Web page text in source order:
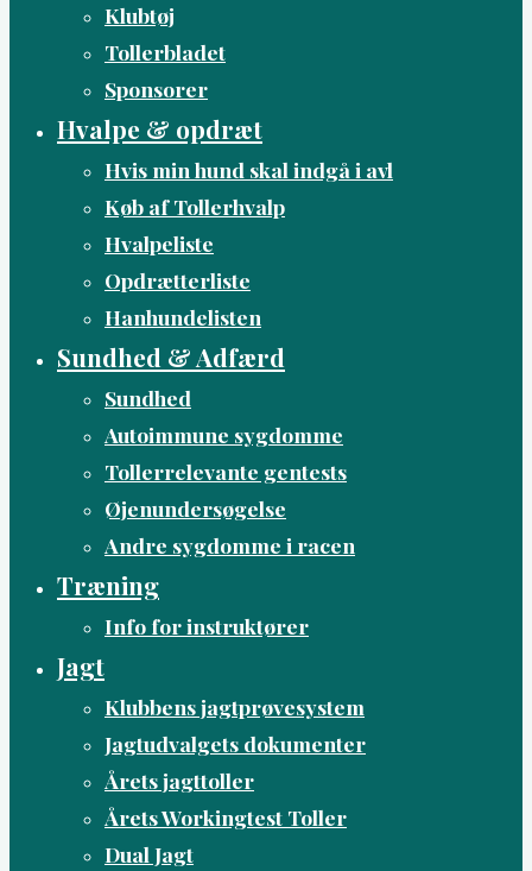
Klubtøj
Tollerbladet
Sponsorer
Hvalpe & opdræt
Hvis min hund skal indgå i avl
Køb af Tollerhvalp
Hvalpeliste
Opdrætterliste
Hanhundelisten
Sundhed & Adfærd
Sundhed
Autoimmune sygdomme
Tollerrelevante gentests
Øjenundersøgelse
Andre sygdomme i racen
Træning
Info for instruktører
Jagt
Klubbens jagtprøvesystem
Jagtudvalgets dokumenter
Årets jagttoller
Årets Workingtest Toller
Dual Jagt